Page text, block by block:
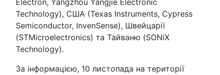
Electron, Yangzhou Yangjie Electronic
Technology), США (Texas Instruments, Cypress
Semiconductor, InvenSense), Швейцарії
(STMicroelectronics) та Тайваню (SONiX
Technology).
За інформацією, 10 листопада на території